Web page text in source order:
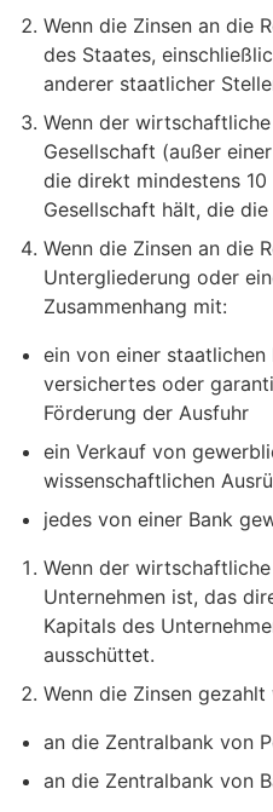
Wenn die Zinsen an die
des Staates,
anderer staatlicher
Wenn der
Gesellschaft (außer
die direkt mindestens
Gesellschaft hält, die
Wenn die Zinsen an die
Untergliederung oder
Zusammenhang mit:
ein von einer
versichertes oder
Förderung der Ausfuhr
ein Verkauf von
wissenschaftlichen
jedes von einer Bank
Wenn der
Unternehmen ist, das
Kapitals des
ausschüttet.
Wenn die Zinsen gezahlt
an die Zentralbank von
an die Zentralbank von